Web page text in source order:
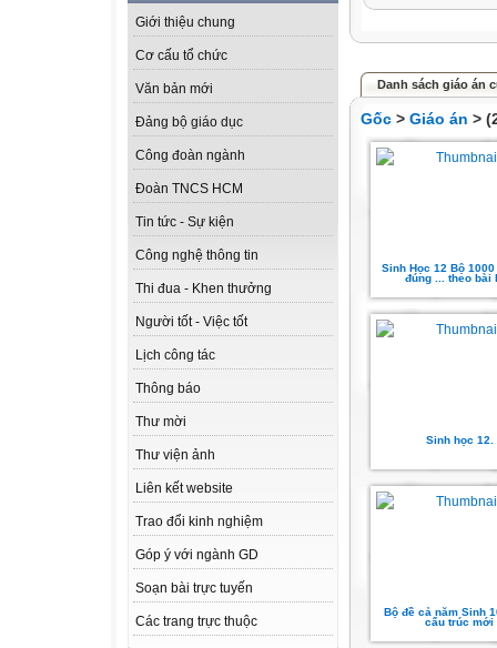
Giới thiệu chung
Cơ cấu tổ chức
Văn bản mới
Đảng bộ giáo dục
Công đoàn ngành
Đoàn TNCS HCM
Tin tức - Sự kiện
Công nghệ thông tin
Thi đua - Khen thưởng
Người tốt - Việc tốt
Lịch công tác
Thông báo
Thư mời
Thư viện ảnh
Liên kết website
Trao đổi kinh nghiệm
Góp ý với ngành GD
Soạn bài trực tuyến
Các trang trực thuộc
Danh sách giáo án
Gốc > Giáo án >
Sinh Học 12 Bộ
đúng ... theo bài
Sinh học 12.
Bộ đề cả năm Sinh
cấu trúc mới